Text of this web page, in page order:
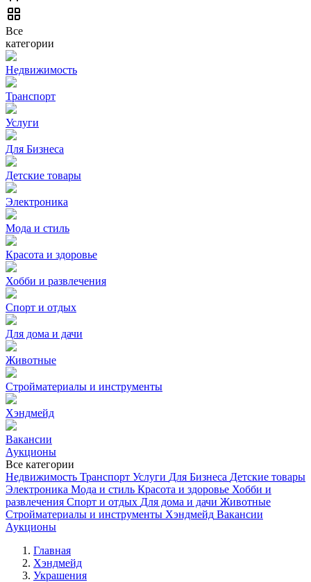
Все
категории
Недвижимость
Транспорт
Услуги
Для Бизнеса
Детские товары
Электроника
Мода и стиль
Красота и здоровье
Хобби и развлечения
Спорт и отдых
Для дома и дачи
Животные
Стройматериалы и инструменты
Хэндмейд
Вакансии
Аукционы
Все категории
Недвижимость Транспорт Услуги Для Бизнеса Детские товары
Электроника Мода и стиль Красота и здоровье Хобби и
развлечения Спорт и отдых Для дома и дачи Животные
Стройматериалы и инструменты Хэндмейд Вакансии
Аукционы
Главная
Хэндмейд
Украшения